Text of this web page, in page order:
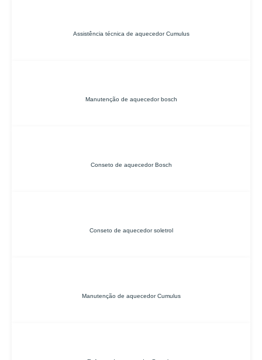
Assistência técnica de aquecedor Cumulus
Manutenção de aquecedor bosch
Conseto de aquecedor Bosch
Conseto de aquecedor soletrol
Manutenção de aquecedor Cumulus